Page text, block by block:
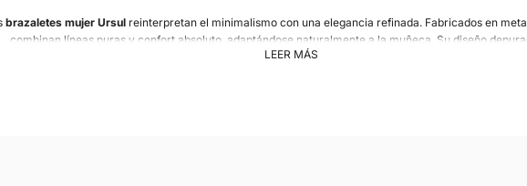
brazaletes mujer Ursul reinterpretan el minimalismo con una elegancia refinada. Fabricados en
combinan líneas puras y confort absoluto, adaptándose naturalmente a la muñeca. Su diseño
modernidad y atemporalidad, los convierte en piezas esenciales del guardarropa femenino.
LEER MÁS